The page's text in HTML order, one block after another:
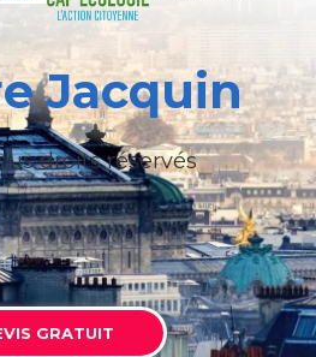
Jacquin
droits réservés
GRATUIT